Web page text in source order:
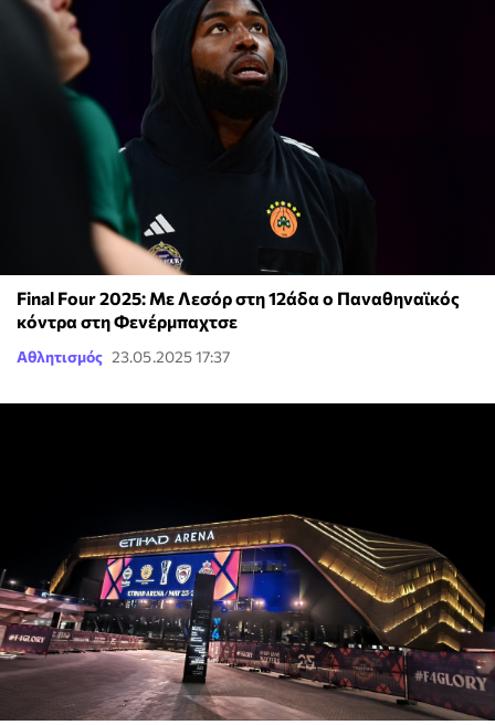
Final Four 2025: Με Λεσόρ στη 12άδα ο Παναθηναϊκός
κόντρα στη Φενέρμπαχτσε
Αθλητισμός 23.05.2025 17:37